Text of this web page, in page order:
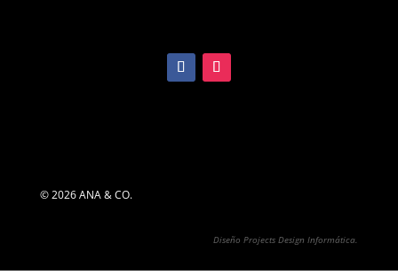
© 2026 ANA & CO.
Diseño Projects Design Informática.